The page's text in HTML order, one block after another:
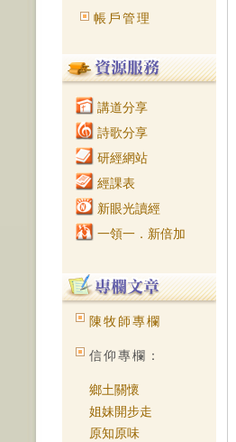
帳戶管理
講道分享
詩歌分享
研經網站
經課表
新眼光讀經
一領一．新倍加
陳牧師專欄
信仰專欄：
鄉土關懷
姐妹開步走
原知原味